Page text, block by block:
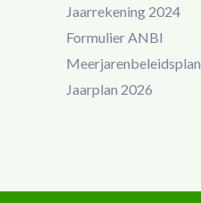
Jaarrekening 2024
Formulier ANBI
Meerjarenbeleidsplan
Jaarplan 2026